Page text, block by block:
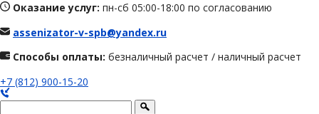
Оказание услуг: пн-сб 05:00-18:00 по согласованию
assenizator-v-spb@yandex.ru
Способы оплаты: безналичный расчет / наличный расчет
+7 (812) 900-15-20